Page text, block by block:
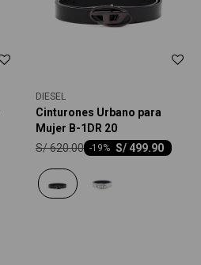
DIESEL
Cinturones Urbano para
Mujer B-1DR 20
S/ 499.90
-19
S/620.00